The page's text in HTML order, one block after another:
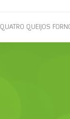
QUEIJOS